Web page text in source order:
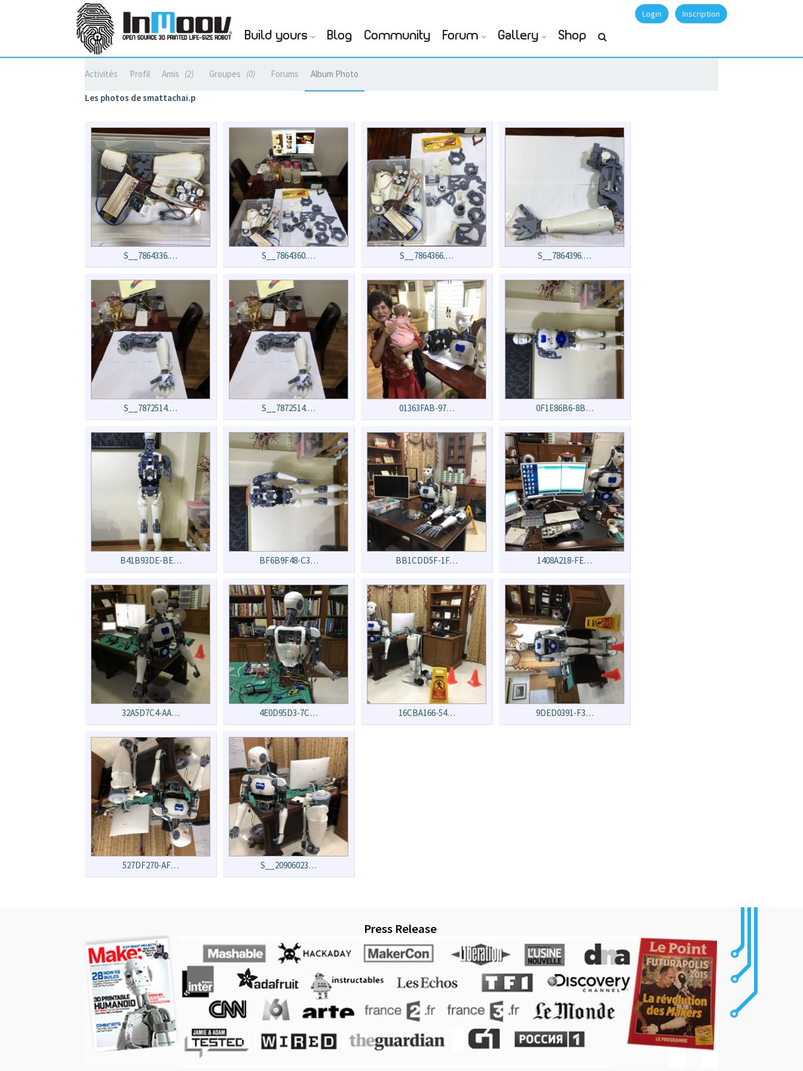
Login Inscription
Build yours Blog Community Forum Gallery Shop
Activités Profil Amis 2 Groupes 0 Forums Album Photo
Les photos de smattachai.p
S__7864336.… S__7864360.… S__7864366.… S__7864396.…
S__7872514.… S__7872514.… 01363FAB-97… 0F1E86B6-8B…
B41B93DE-BE… BF6B9F48-C3… BB1CDD5F-1F… 1408A218-FE…
32A5D7C4-AA… 4E0D95D3-7C… 16CBA166-54… 9DED0391-F3…
527DF270-AF… S__20906023…
Press Release